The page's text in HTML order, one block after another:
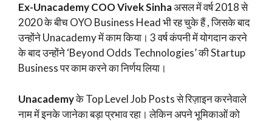
Ex-Unacademy COO Vivek Sinhaअसल में वर्ष 2018 से
2020 के बीच OYO Business Head भी रह चुके हैं , जिसके बाद
उन्होंने Unacademy में काम किया। 3 वर्ष कंपनी में योगदान करने
के बाद उन्होंने ‘Beyond Odds Technologies’ की Startup
Business पर काम करने का निर्णय लिया।
Unacademyके Top Level Job Posts से रिज़ाइन करनेवाले
नाम में इनके जानेका बड़ा प्रभाव रहा। लेकिन अपने भूमिकाओं को